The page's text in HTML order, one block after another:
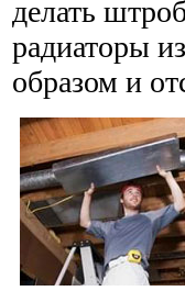
делать
радиаторы
образом и